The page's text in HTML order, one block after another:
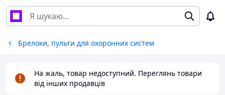
Брелоки, пульти для охоронних систем
На жаль, товар недоступний. Переглянь товари
від інших продавців